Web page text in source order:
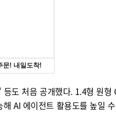
도 처음 공개했다. 1.4형 원
AI 에이전트 활용도를 높일